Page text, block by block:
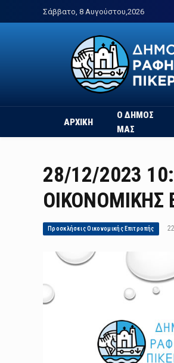
Σάββατο, 8 Αυγούστου,2026
ΑΡΧΙΚΗ
Ο ΔΗΜΟΣ
ΜΑΣ
28/12/2023
ΟΙΚΟΝΟΜΙΚΗΣ
Προσκλήσεις Οικονομικής Επιτροπής